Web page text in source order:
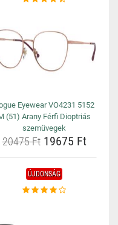
Eyewear VO4231 5152
(51) Arany Férfi Dioptriás
szemüvegek
20475 Ft19675 Ft
ÚJDONSÁG